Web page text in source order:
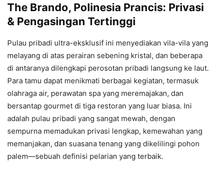
The Brando, Polinesia Prancis: Privasi
& Pengasingan Tertinggi
Pulau pribadi ultra-eksklusif ini menyediakan vila-vila yang
melayang di atas perairan sebening kristal, dan beberapa
di antaranya dilengkapi perosotan pribadi langsung ke laut.
Para tamu dapat menikmati berbagai kegiatan, termasuk
olahraga air, perawatan spa yang meremajakan, dan
bersantap gourmet di tiga restoran yang luar biasa. Ini
adalah pulau pribadi yang sangat mewah, dengan
sempurna memadukan privasi lengkap, kemewahan yang
memanjakan, dan suasana tenang yang dikelilingi pohon
palem—sebuah definisi pelarian yang terbaik.